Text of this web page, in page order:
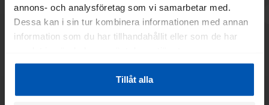
annons- och analysföretag som vi samarbetar med.
Dessa kan i sin tur kombinera informationen med annan
information som du har tillhandahållit eller som de har
Tillåt alla